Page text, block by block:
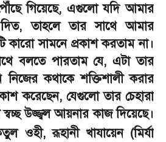
গিয়েছে, এগুলো যদি আমার
,তাহলে তার সাথে আমার
সামনে প্রকাশ করতাম না।
বলতে পারতাম যে,এটা তার
নিজের কথাকে শক্তিশালী করার
করেছেন, যেগুলো তার চেহারা
উজ্জ্বল আয়নার কাজ দিয়েছে।
ওহী,রূহানী খাযায়েন (মির্যা